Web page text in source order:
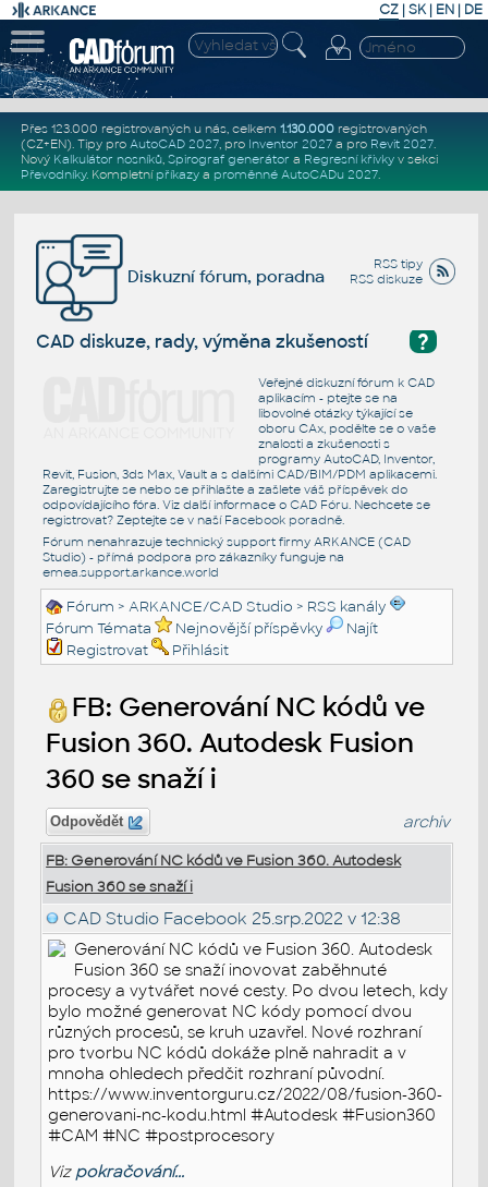
CZ | SK| EN | DE
Přes 123.000 registrovaných u nás, celkem 1.130.000registrovaných
(CZ+EN). Tipy pro AutoCAD 2027, pro Inventor 2027a pro Revit 2027.
Nový Kalkulátor nosníků, Spirograf generátor a Regresní křivkyv sekci
Převodníky. Kompletní příkazya proměnné AutoCADu 2027.
RSS tipy
RSS diskuze
Diskuzní fórum, poradna
?
CAD diskuze, rady, výměna zkušeností
Veřejné diskuzní fórum k CAD
aplikacím - ptejte se na
libovolné otázky týkající se
oboru CAx, podělte se o vaše
znalosti a zkušenosti s
programy AutoCAD, Inventor,
Revit, Fusion, 3ds Max, Vault a s dalšími CAD/BIM/PDM aplikacemi.
Zaregistrujte se nebo se přihlašte a zašlete váš příspěvek do
odpovídajícího fóra. Viz další informace o CAD Fóru. Nechcete se
registrovat? Zeptejte se v naší Facebook poradně.
Fórum nenahrazuje technický support firmy ARKANCE (CAD
Studio) - přímá podpora pro zákazníky funguje na
emea.support.arkance.world
Fórum >ARKANCE/CAD Studio > RSS kanály
Fórum Témata
Nejnovější příspěvky
Najít
Registrovat
Přihlásit
FB: Generování NC kódů ve
Fusion 360. Autodesk Fusion
360 se snaží i
Odpovědět archiv
FB: Generování NC kódů ve Fusion 360. Autodesk
Fusion 360 se snaží i
CAD Studio Facebook 25.srp.2022 v 12:38
Generování NC kódů ve Fusion 360. Autodesk
Fusion 360 se snaží inovovat zaběhnuté
procesy a vytvářet nové cesty. Po dvou letech, kdy
bylo možné generovat NC kódy pomocí dvou
různých procesů, se kruh uzavřel. Nové rozhraní
pro tvorbu NC kódů dokáže plně nahradit a v
mnoha ohledech předčit rozhraní původní.
https://www.inventorguru.cz/2022/08/fusion-360-
generovani-nc-kodu.html #Autodesk #Fusion360
#CAM #NC #postprocesory
Viz pokračování...